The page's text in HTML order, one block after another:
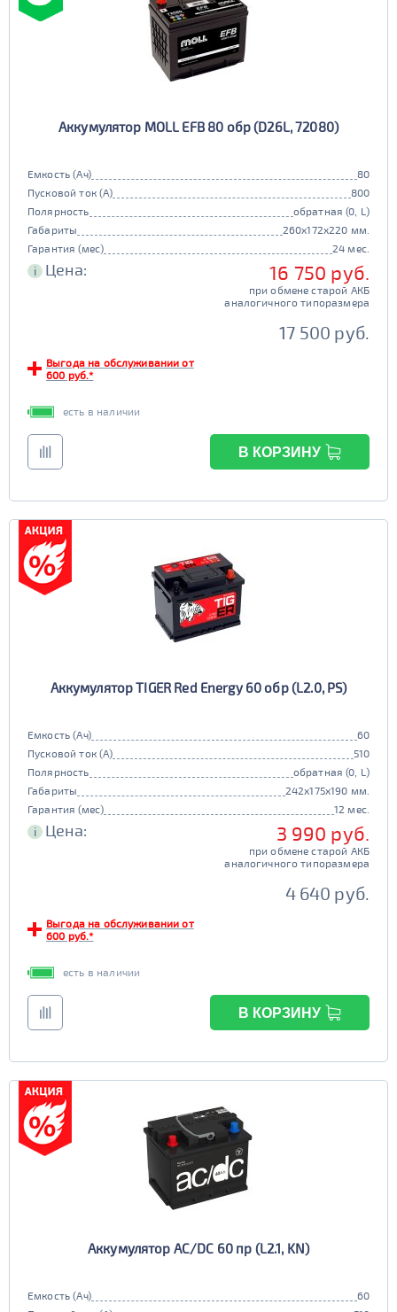
Аккумулятор MOLL EFB 80 обр (D26L, 72080)
Емкость (Ач)
80
Пусковой ток (А)
800
Полярность
обратная (0, L)
Габариты
260x172x220 мм.
Гарантия (мес)
24 мес.
i Цена: 16 750 руб.
при обмене старой АКБ
аналогичного типоразмера
17 500 руб.
Выгода на обслуживании от
600 руб.*
есть в наличии
В КОРЗИНУ
Аккумулятор TIGER Red Energy 60 обр (L2.0, PS)
Емкость (Ач)
60
Пусковой ток (А)
510
Полярность
обратная (0, L)
Габариты
242x175x190 мм.
Гарантия (мес)
12 мес.
i Цена: 3 990 руб.
при обмене старой АКБ
аналогичного типоразмера
4 640 руб.
Выгода на обслуживании от
600 руб.*
есть в наличии
В КОРЗИНУ
Аккумулятор AC/DC 60 пр (L2.1, KN)
Емкость (Ач)
60